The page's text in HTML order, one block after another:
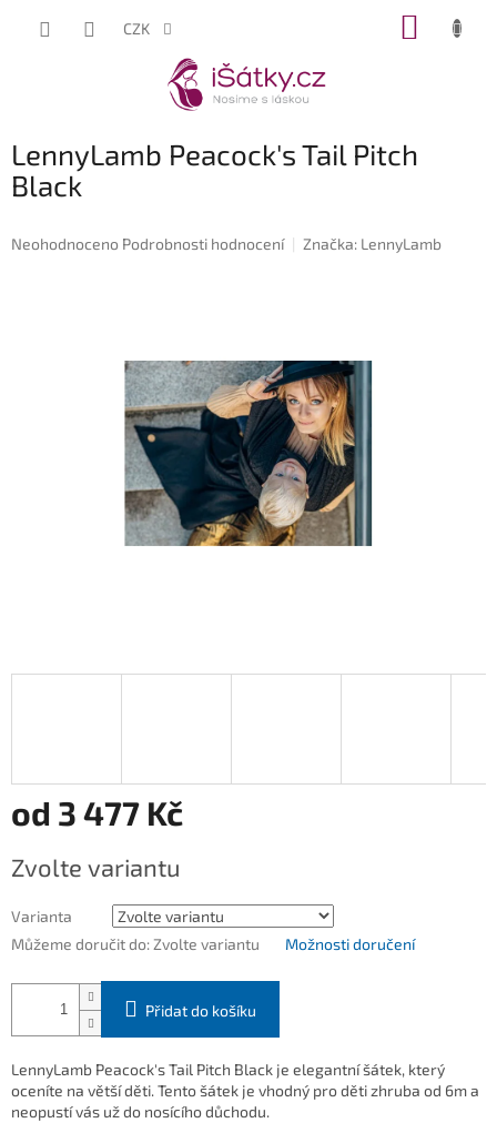
CZK
LennyLamb Peacock's Tail Pitch
Black
Průměrné
Neohodnoceno Podrobnosti hodnocení Značka: LennyLamb
od 3 477 Kč
cena:
Zvolte variantu
Varianta
Můžeme doručit do: Zvolte variantu Možnosti doručení
Přidat do košíku
LennyLamb Peacock's Tail Pitch Black je elegantní šátek, který
oceníte na větší děti. Tento šátek je vhodný pro děti zhruba od 6m a
neopustí vás už do nosícího důchodu.